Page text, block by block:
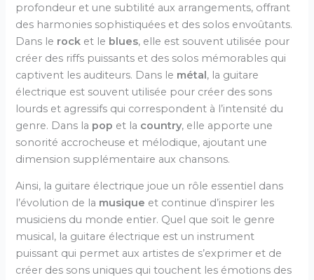
profondeur et une subtilité aux arrangements, offrant
des harmonies sophistiquées et des solos envoûtants.
Dans le rock et le blues, elle est souvent utilisée pour
créer des riffs puissants et des solos mémorables qui
captivent les auditeurs. Dans le métal, la guitare
électrique est souvent utilisée pour créer des sons
lourds et agressifs qui correspondent à l’intensité du
genre. Dans la pop et la country, elle apporte une
sonorité accrocheuse et mélodique, ajoutant une
dimension supplémentaire aux chansons.
Ainsi, la guitare électrique joue un rôle essentiel dans
l’évolution de la musique et continue d’inspirer les
musiciens du monde entier. Quel que soit le genre
musical, la guitare électrique est un instrument
puissant qui permet aux artistes de s’exprimer et de
créer des sons uniques qui touchent les émotions des